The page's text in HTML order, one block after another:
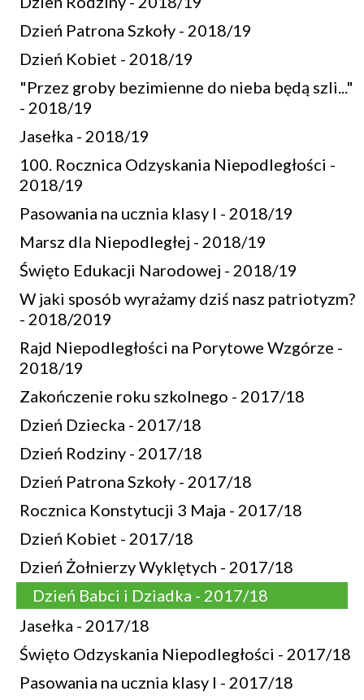
Dzień Patrona Szkoły - 2018/19
Dzień Kobiet - 2018/19
"Przez groby bezimienne do nieba będą szli..."
- 2018/19
Jasełka - 2018/19
100. Rocznica Odzyskania Niepodległości -
2018/19
Pasowania na ucznia klasy I - 2018/19
Marsz dla Niepodległej - 2018/19
Święto Edukacji Narodowej - 2018/19
W jaki sposób wyrażamy dziś nasz patriotyzm?
- 2018/2019
Rajd Niepodległości na Porytowe Wzgórze -
2018/19
Zakończenie roku szkolnego - 2017/18
Dzień Dziecka - 2017/18
Dzień Rodziny - 2017/18
Dzień Patrona Szkoły - 2017/18
Rocznica Konstytucji 3 Maja - 2017/18
Dzień Kobiet - 2017/18
Dzień Żołnierzy Wyklętych - 2017/18
Dzień Babci i Dziadka - 2017/18
Jasełka - 2017/18
Święto Odzyskania Niepodległości - 2017/18
Pasowania na ucznia klasy I - 2017/18